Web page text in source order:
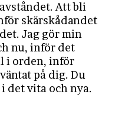
Att bli
skärskådandet
Jag gör min
nu, inför det
i orden, inför
på dig. Du
det vita och nya.